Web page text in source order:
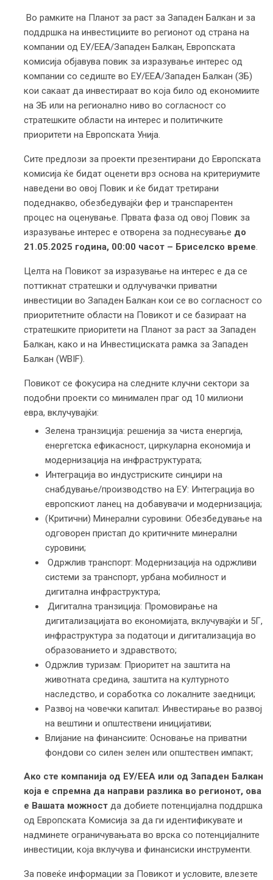
Во рамките на Планот за раст за Западен Балкан и за
поддршка на инвестициите во регионот од страна на
компании од ЕУ/ЕЕА/Западен Балкан, Европската
комисија објавува повик за изразување интерес од
компании со седиште во ЕУ/ЕЕА/Западен Балкан (ЗБ)
кои сакаат да инвестираат во која било од економиите
на ЗБ или на регионално ниво во согласност со
стратешките области на интерес и политичките
приоритети на Европската Унија.
Сите предлози за проекти презентирани до Европската
комисија ќе бидат оценети врз основа на критериумите
наведени во овој Повик и ќе бидат третирани
подеднакво, обезбедувајќи фер и транспарентен
процес на оценување. Првата фаза од овој Повик за
изразување интерес е отворена за поднесување до
21.05.2025 година, 00:00 часот – Бриселско време.
Целта на Повикот за изразување на интерес е да се
поттикнат стратешки и одлучувачки приватни
инвестиции во Западен Балкан кои се во согласност со
приоритетните области на Повикот и се базираат на
стратешките приоритети на Планот за раст за Западен
Балкан, како и на Инвестициската рамка за Западен
Балкан (WBIF).
Повикот се фокусира на следните клучни сектори за
подобни проекти со минимален праг од 10 милиони
евра, вклучувајќи:
Зелена транзиција: решенија за чиста енергија,
енергетска ефикасност, циркуларна економија и
модернизација на инфраструктурата;
Интеграција во индустриските синџири на
снабдување/производство на ЕУ: Интеграција во
европскиот ланец на добавувачи и модернизација;
(Критични) Минерални суровини: Обезбедување на
одговорен пристап до критичните минерални
суровини;
Одржлив транспорт: Модернизација на одржливи
системи за транспорт, урбана мобилност и
дигитална инфраструктура;
Дигитална транзиција: Промовирање на
дигитализацијата во економијата, вклучувајќи и 5Г,
инфраструктура за податоци и дигитализација во
образованието и здравството;
Одржлив туризам: Приоритет на заштита на
животната средина, заштита на културното
наследство, и соработка со локалните заедници;
Развој на човечки капитал: Инвестирање во развој
на вештини и општествени иницијативи;
Влијание на финансиите: Основање на приватни
фондови со силен зелен или општествен импакт;
Ако сте компанија од ЕУ/ЕЕА или од Западен Балкан
која е спремна да направи разлика во регионот, ова
е Вашата можност да добиете потенцијална поддршка
од Европската Комисија за да ги идентификувате и
надминете ограничувањата во врска со потенцијалните
инвестиции, која вклучува и финансиски инструменти.
За повеќе информации за Повикот и условите, влезете